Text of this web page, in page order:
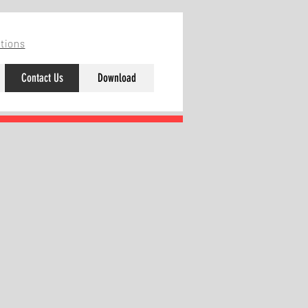
Contact Us Download